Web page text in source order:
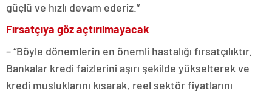
güçlü ve hızlı devam ederiz.”
Fırsatçıya göz açtırılmayacak
– “Böyle dönemlerin en önemli hastalığı fırsatçılıktır.
Bankalar kredi faizlerini aşırı şekilde yükselterek ve
kredi musluklarını kısarak, reel sektör fiyatlarını